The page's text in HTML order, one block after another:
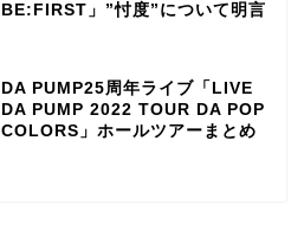
BE:FIRST」”忖度”について明言
DA PUMP25周年ライブ「LIVE
DA PUMP 2022 TOUR DA POP
COLORS」ホールツアーまとめ